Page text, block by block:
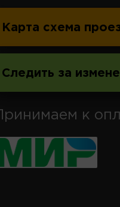
Карта схема
Следить за
Принимаем к